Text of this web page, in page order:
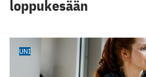
loppukesään
UNI